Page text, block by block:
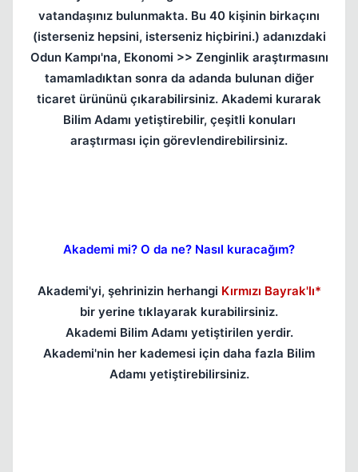
vatandaşınız bulunmakta. Bu 40 kişinin birkaçını
(isterseniz hepsini, isterseniz hiçbirini.) adanızdaki
Odun Kampı'na, Ekonomi >> Zenginlik araştırmasını
tamamladıktan sonra da adanda bulunan diğer
ticaret ürününü çıkarabilirsiniz. Akademi kurarak
Bilim Adamı yetiştirebilir, çeşitli konuları
araştırması için görevlendirebilirsiniz.
Akademi mi? O da ne? Nasıl kuracağım?
Akademi'yi, şehrinizin herhangi Kırmızı Bayrak'lı*
bir yerine tıklayarak kurabilirsiniz.
Akademi Bilim Adamı yetiştirilen yerdir.
Akademi'nin her kademesi için daha fazla Bilim
Adamı yetiştirebilirsiniz.